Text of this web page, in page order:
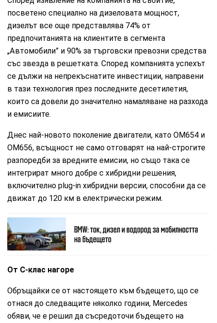
посветено специално на дизеловата мощност,
дизелът все още представлява 74% от
предпочитанията на клиентите в сегмента
„Автомобили” и 90% за търговски превозни средства
със звезда в решетката. Според компанията успехът
се дължи на непрекъснатите инвестиции, направени
в тази технология през последните десетилетия,
които са довели до значително намаляване на разхода
и емисиите.
Днес най-новото поколение двигатели, като OM654 и
OM656, всъщност не само отговарят на най-строгите
разпоредби за вредните емисии, но също така се
интегрират много добре с хибридни решения,
включително plug-in хибридни версии, способни да се
движат до 120 км в електрически режим.
BMW: ток, дизел и водород за мобилността
на бъдещето
От С-клас нагоре
Обръщайки се от настоящето към бъдещето, що се
отнася до следващите няколко години, Mercedes
обяви, че е решил да съсредоточи бъдещето на